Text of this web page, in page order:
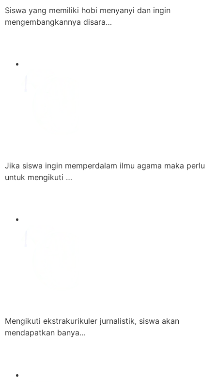
Siswa yang memiliki hobi menyanyi dan ingin
mengembangkannya disara…
Jika siswa ingin memperdalam ilmu agama maka perlu
untuk mengikuti …
Mengikuti ekstrakurikuler jurnalistik, siswa akan
mendapatkan banya…